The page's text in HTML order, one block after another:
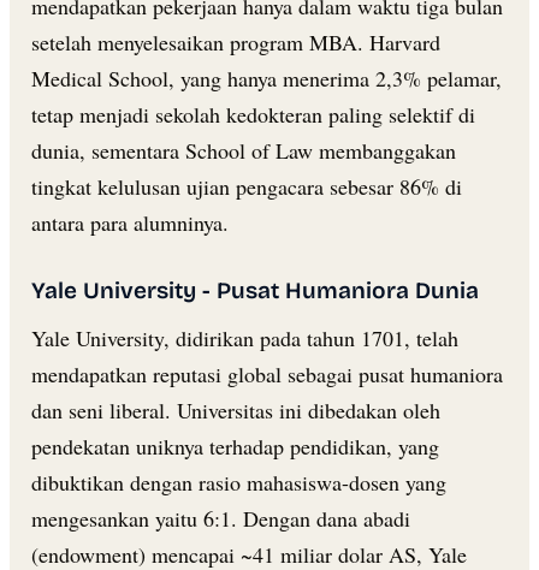
setelah menyelesaikan program MBA. Harvard
Medical School, yang hanya menerima 2,3% pelamar,
tetap menjadi sekolah kedokteran paling selektif di
dunia, sementara School of Law membanggakan
tingkat kelulusan ujian pengacara sebesar 86% di
antara para alumninya.
Yale University - Pusat Humaniora Dunia
Yale University, didirikan pada tahun 1701, telah
mendapatkan reputasi global sebagai pusat humaniora
dan seni liberal. Universitas ini dibedakan oleh
pendekatan uniknya terhadap pendidikan, yang
dibuktikan dengan rasio mahasiswa-dosen yang
mengesankan yaitu 6:1. Dengan dana abadi
(endowment) mencapai ~41 miliar dolar AS, Yale